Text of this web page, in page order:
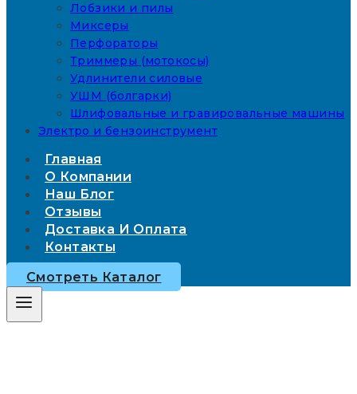
Лобзики и пилы
Миксеры
Перфораторы
Триммеры (мотокосы)
Удлинители силовые
УШМ (болгарки)
Шлифовальные и гравировальные машины
Электро и бензоинструмент
Главная
О Компании
Наш Блог
Отзывы
Доставка И Оплата
Контакты
Смотреть Каталог